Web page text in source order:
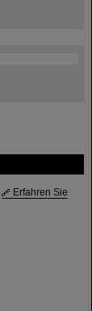
Erfahren Sie